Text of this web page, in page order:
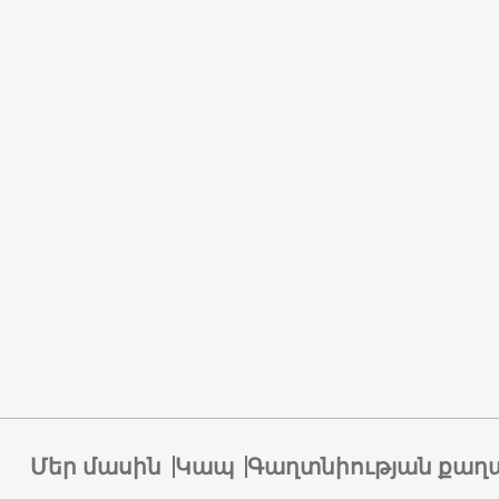
Մեր մասին Կապ Գաղտնիության